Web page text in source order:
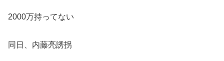
2000万持ってない
同日、内藤亮誘拐